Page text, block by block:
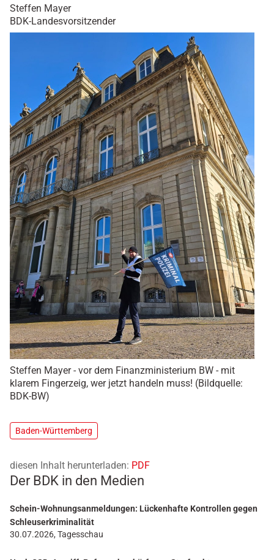
Steffen Mayer
BDK-Landesvorsitzender
Steffen Mayer - vor dem Finanzministerium BW - mit
klarem Fingerzeig, wer jetzt handeln muss! (Bildquelle:
BDK-BW)
Baden-Württemberg
diesen Inhalt herunterladen: PDF
Der BDK in den Medien
Schein-Wohnungsanmeldungen: Lückenhafte Kontrollen gegen
Schleuserkriminalität
30.07.2026, Tagesschau